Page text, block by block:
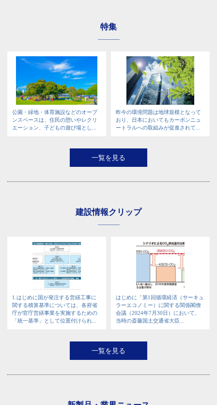
特集
公園・緑地・体育施設などのオープ
ンスペースは、住民の憩いやレクリ
エーション、子どもの遊び場とし...
昨今の環境問題は地球規模となって
おり、日本においてもカーボンニュ
ートラルへの取組みが促進されて...
一覧を見る
建設情報クリップ
1.はじめに国が発注する営繕工事に
関する積算基準については、各府省
庁が官庁営繕事業を実施するための
「統一基準」として位置付けられ...
はじめに「第1回循環経済（サーキュ
ラーエコノミー）に関する関係閣僚
会議（2024年7月30日）において、
当時の斎藤国土交通省大臣...
一覧を見る